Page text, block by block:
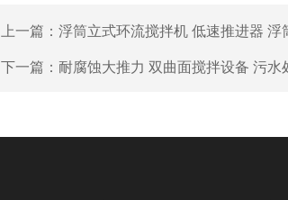
上一篇： 浮筒立式环流搅拌机 低速推进器 浮
下一篇： 耐腐蚀大推力 双曲面搅拌设备 污水